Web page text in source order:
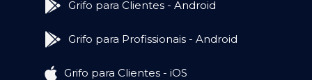
Grifo para Clientes - Android
Grifo para Profissionais - Android
Grifo para Clientes - iOS